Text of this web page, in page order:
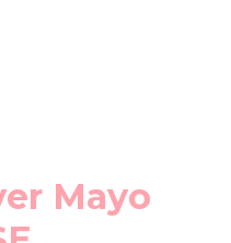
Mayo